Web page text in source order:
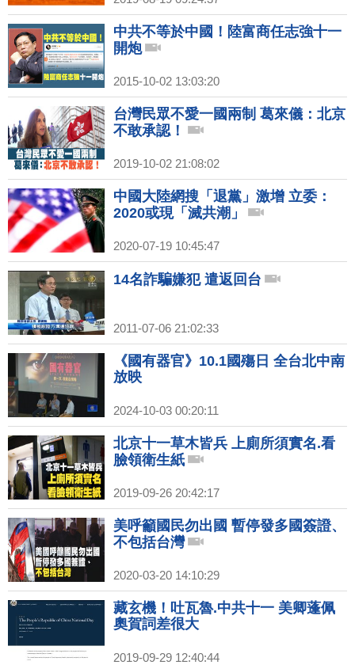
中共不等於中國！陸富商任志強十一
開炮
2015-10-02 13:03:20
台灣民眾不愛一國兩制 葛來儀：北京
不敢承認！
2019-10-02 21:08:02
中國大陸網搜「退黨」激增 立委：
2020或現「滅共潮」
2020-07-19 10:45:47
14名詐騙嫌犯 遣返回台
2011-07-06 21:02:33
《國有器官》10.1國殤日 全台北中南
放映
2024-10-03 00:20:11
北京十一草木皆兵 上廁所須實名.看
臉領衛生紙
2019-09-26 20:42:17
美呼籲國民勿出國 暫停發多國簽證、
不包括台灣
2020-03-20 14:10:29
藏玄機！吐瓦魯.中共十一 美卿蓬佩
奧賀詞差很大
2019-09-29 12:40:44